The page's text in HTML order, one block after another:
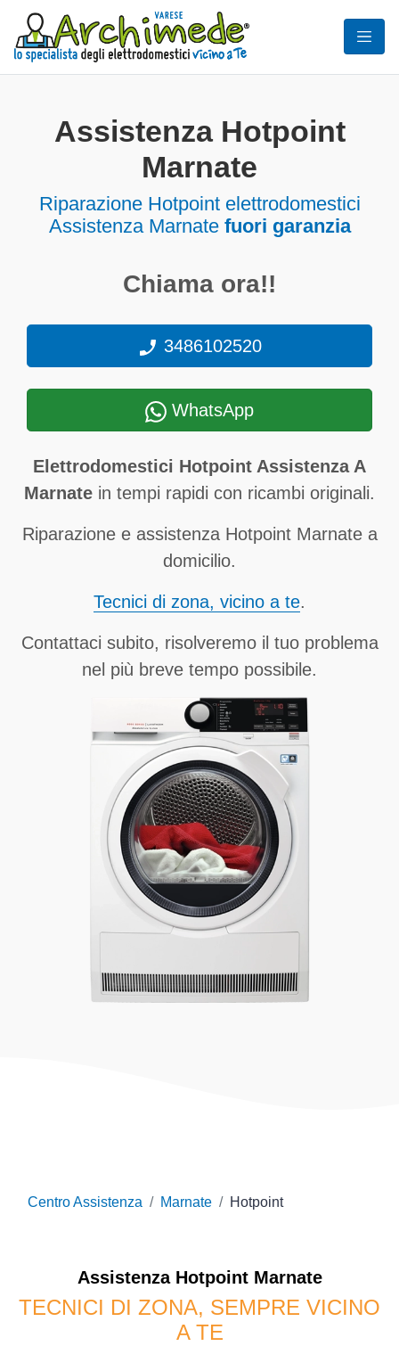
Assistenza Hotpoint
Marnate
Riparazione Hotpoint elettrodomestici
Assistenza Marnate fuori garanzia
Chiama ora!!
3486102520
WhatsApp
Elettrodomestici Hotpoint Assistenza A
Marnate in tempi rapidi con ricambi originali.
Riparazione e assistenza Hotpoint Marnate a
domicilio.
Tecnici di zona, vicino a te.
Contattaci subito, risolveremo il tuo problema
nel più breve tempo possibile.
Centro Assistenza Marnate Hotpoint
Assistenza HotpointMarnate
TECNICI DI ZONA, SEMPRE VICINO
A TE